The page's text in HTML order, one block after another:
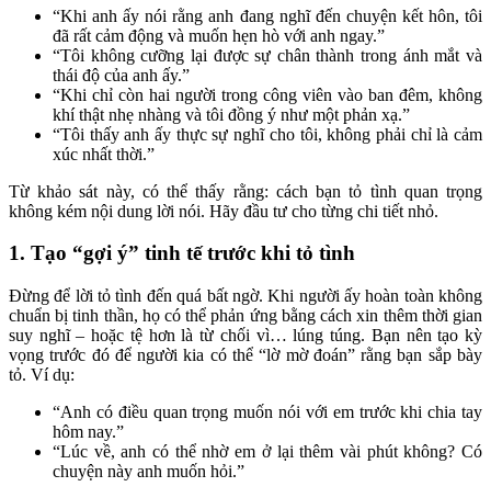
“Khi anh ấy nói rằng anh đang nghĩ đến chuyện kết hôn, tôi
đã rất cảm động và muốn hẹn hò với anh ngay.”
“Tôi không cưỡng lại được sự chân thành trong ánh mắt và
thái độ của anh ấy.”
“Khi chỉ còn hai người trong công viên vào ban đêm, không
khí thật nhẹ nhàng và tôi đồng ý như một phản xạ.”
“Tôi thấy anh ấy thực sự nghĩ cho tôi, không phải chỉ là cảm
xúc nhất thời.”
Từ khảo sát này, có thể thấy rằng: cách bạn tỏ tình quan trọng
không kém nội dung lời nói. Hãy đầu tư cho từng chi tiết nhỏ.
1. Tạo “gợi ý” tinh tế trước khi tỏ tình
Đừng để lời tỏ tình đến quá bất ngờ. Khi người ấy hoàn toàn không
chuẩn bị tinh thần, họ có thể phản ứng bằng cách xin thêm thời gian
suy nghĩ – hoặc tệ hơn là từ chối vì… lúng túng. Bạn nên tạo kỳ
vọng trước đó để người kia có thể “lờ mờ đoán” rằng bạn sắp bày
tỏ. Ví dụ:
“Anh có điều quan trọng muốn nói với em trước khi chia tay
hôm nay.”
“Lúc về, anh có thể nhờ em ở lại thêm vài phút không? Có
chuyện này anh muốn hỏi.”